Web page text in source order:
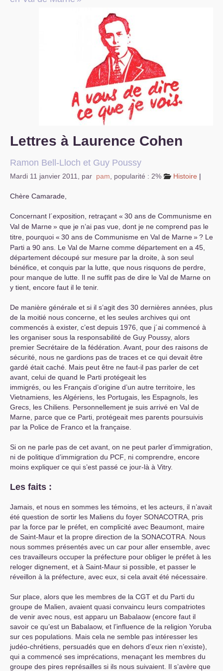
Lettres à Laurence Cohen
Ramon Bell-Lloch et Guy Poussy
Mardi 11 janvier 2011 par pam popularité : 2% Histoire |
Chère Camarade,
Concernant l´exposition, retraçant « 30 ans de Communisme en
Val de Marne» que je n’ai pas vue, dont je ne comprend pas le
titre, pourquoi « 30 ans de Communisme en Val de Marne»? Le
Parti a 90 ans. Le Val de Marne comme département en a 45,
département découpé sur mesure par la droite, à son seul
bénéfice, et conquis par la lutte, que nous risquons de perdre,
pour manque de lutte. Il ne suffit pas de dire le Val de Marne on
y tient, encore faut il le tenir.
De manière générale et si il s’agit des 30 dernières années, plus
de la moitié nous concerne, et les seules archives qui ont
commencés à exister, c’est depuis 1976, que j´ai commencé à
les organiser sous la responsabilité de Guy Poussy, alors
premier Secrétaire de la fédération. Avant, pour des raisons de
sécurité, nous ne gardions pas de traces et ce qui devait être
gardé était caché. Mais peut être ne faut-il pas parler de cet
avant, celui de quand le Parti protégeait les
immigrés, ou les Français d’origine d’un autre territoire, les
Vietnamiens, les Algériens, les Portugais, les Espagnols, les
Grecs, les Chiliens. Personnellement je suis arrivé en Val de
Marne, parce que ce Parti, protégeait mes parents poursuivis
par la Police de Franco et la française.
Si on ne parle pas de cet avant, on ne peut parler d’immigration,
ni de politique d’immigration du PCF , ni comprendre, encore
moins expliquer ce qui s’est passé ce jour-là à Vitry.
Les faits :
Jamais, et nous en sommes les témoins, et les acteurs, il n’avait
été question de sortir les Maliens du foyer SONACOTRA , pris
par la force par le préfet, en complicité avec Beaumont, maire
de Saint-Maur et la propre direction de la SONACOTRA . Nous
nous sommes présentés avec un car pour aller ensemble, avec
ces travailleurs occuper la préfecture pour obliger le préfet à les
reloger dignement, et à Saint-Maur si possible, et passer le
réveillon à la préfecture, avec eux, si cela avait été nécessaire.
Sur place, alors que les membres de la CGT et du Parti du
groupe de Malien, avaient quasi convaincu leurs compatriotes
de venir avec nous, est apparu un Babalaow (encore faut il
savoir ce qu’est un Babalaow, et l’influence de la religion Yoruba
sur ces populations. Mais cela ne semble pas intéresser les
judéo-chrétiens, persuadés que en dehors d’eux rien n’existe),
qui a commencé ses imprécations, menaçant les membres du
groupe des pires représailles si ils nous suivaient. Il s’avère que